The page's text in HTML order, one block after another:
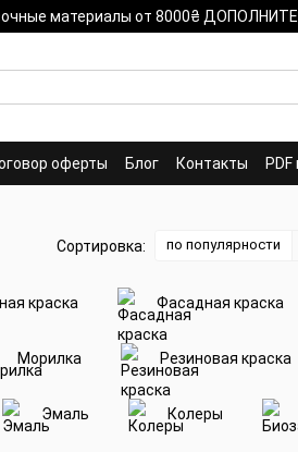
материалы от 8000₴
оферты Блог Контакты PDF
Сортировка: по популярности
краска Фасадная краска
Морилка Резиновая краска
Эмаль Колеры